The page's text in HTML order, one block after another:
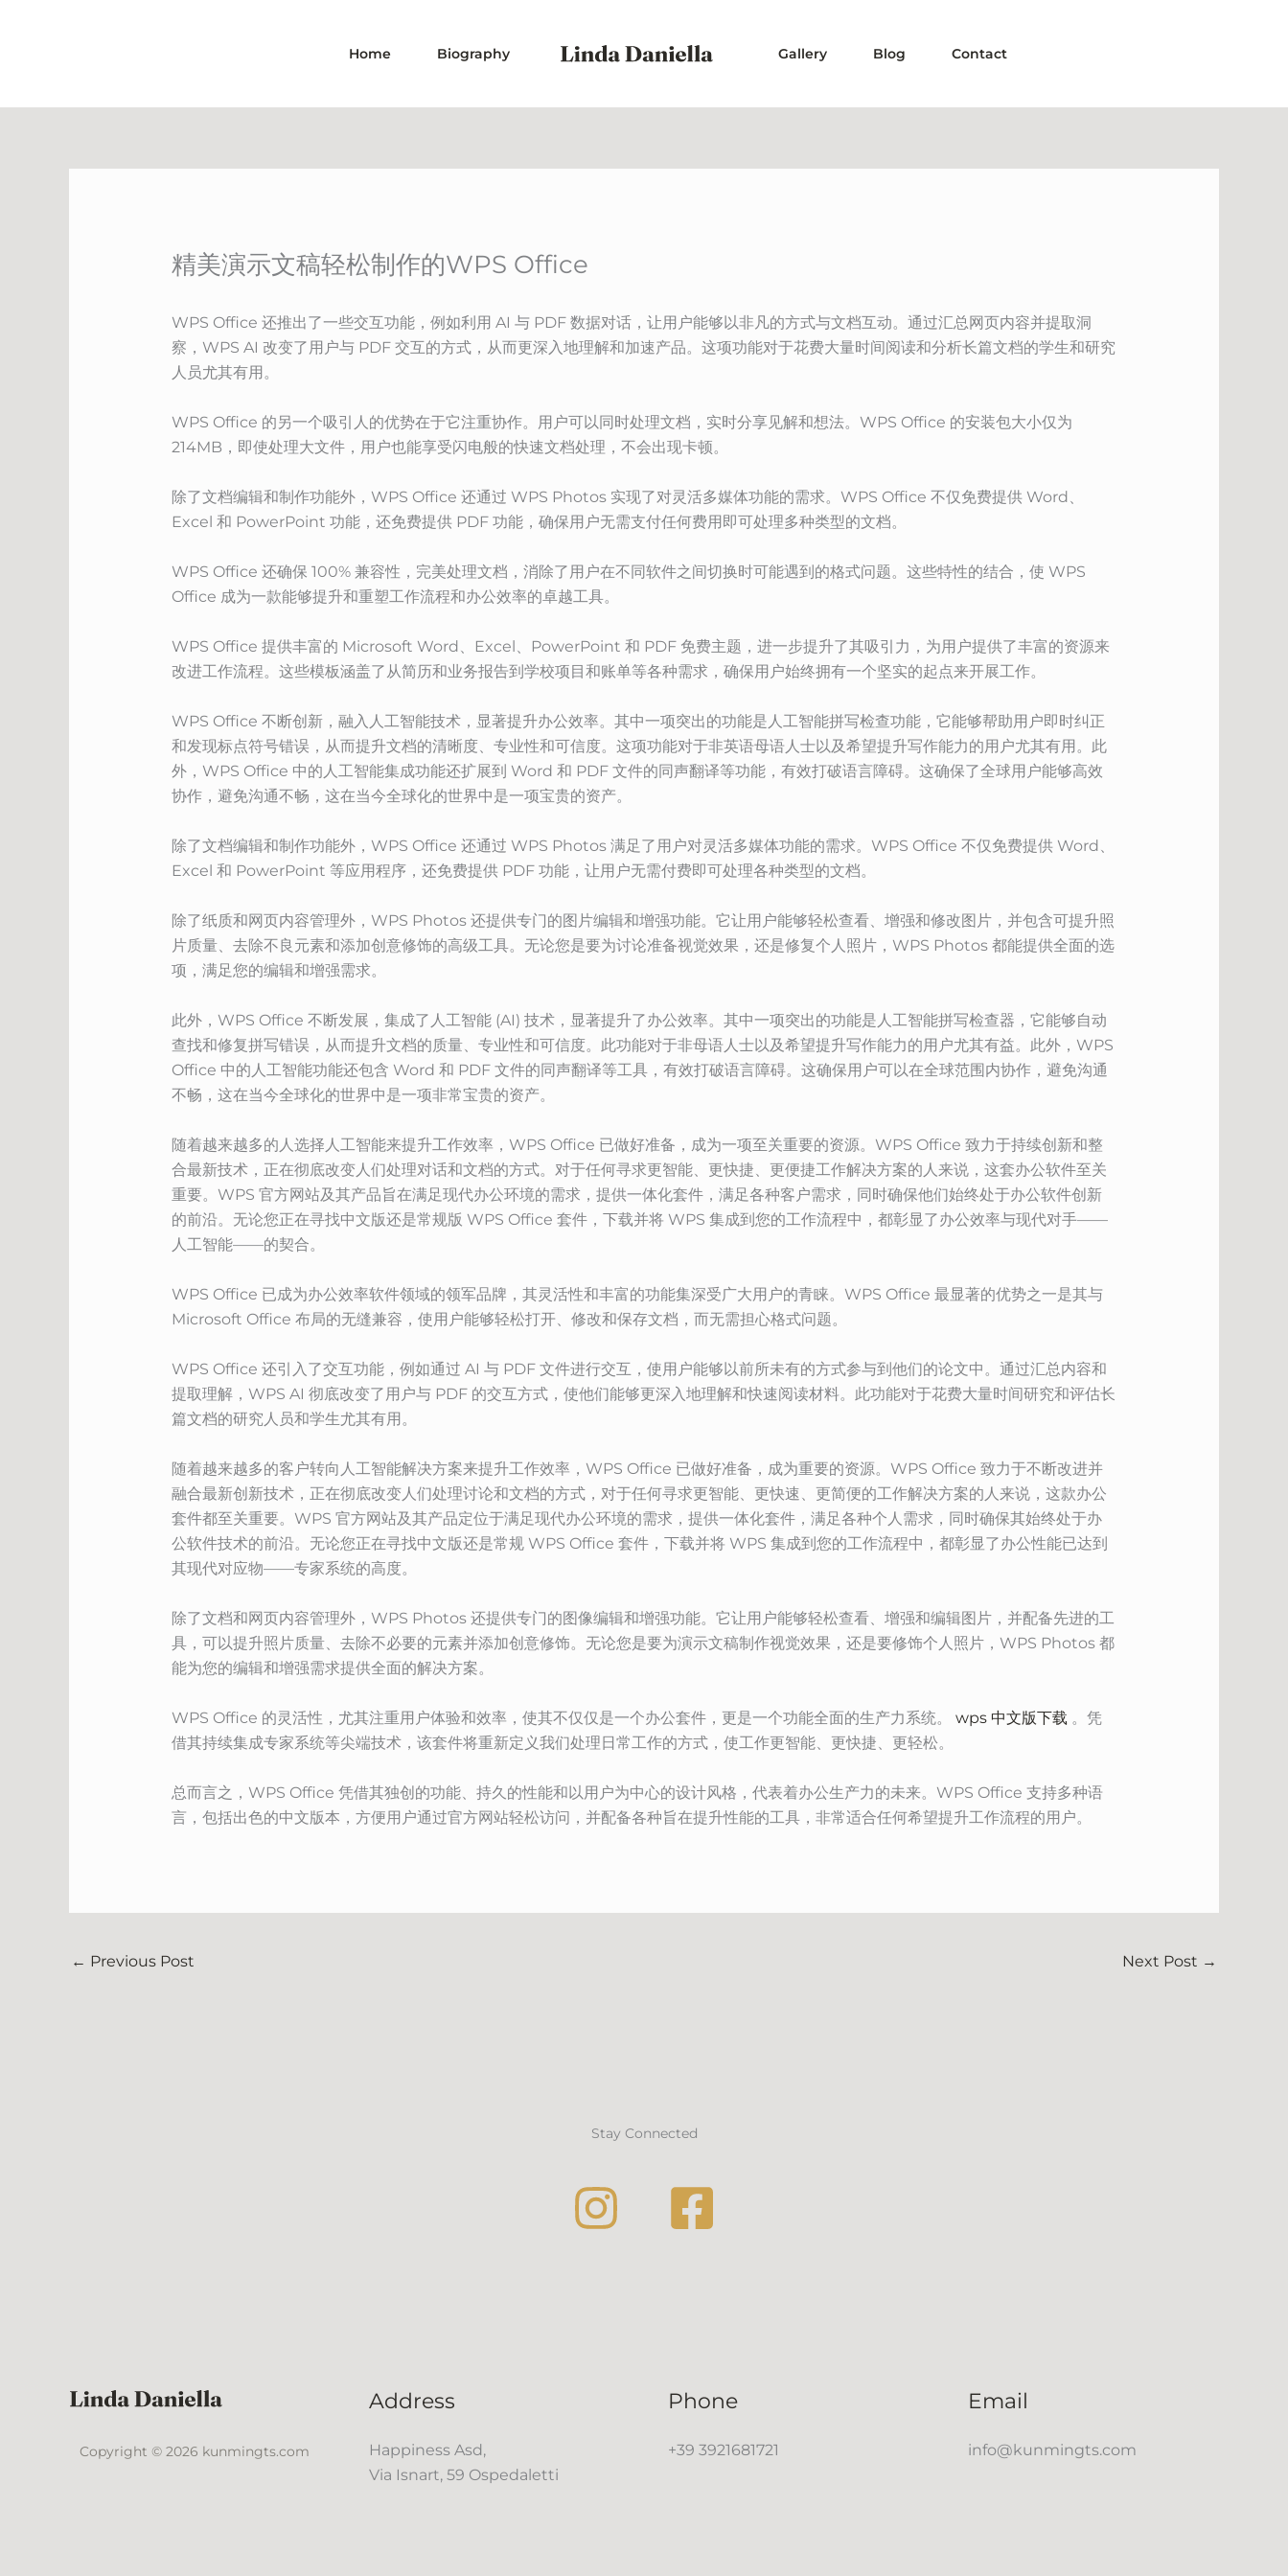
Home Biography Gallery Blog Contact
精美演示文稿轻松制作的WPS Office
WPS Office 还推出了一些交互功能，例如利用 AI 与 PDF 数据对话，让用户能够以非凡的方式与文档互动。通过汇总网页内容并提取洞
察，WPS AI 改变了用户与 PDF 交互的方式，从而更深入地理解和加速产品。这项功能对于花费大量时间阅读和分析长篇文档的学生和研究
人员尤其有用。
WPS Office 的另一个吸引人的优势在于它注重协作。用户可以同时处理文档，实时分享见解和想法。WPS Office 的安装包大小仅为
214MB，即使处理大文件，用户也能享受闪电般的快速文档处理，不会出现卡顿。
除了文档编辑和制作功能外，WPS Office 还通过 WPS Photos 实现了对灵活多媒体功能的需求。WPS Office 不仅免费提供 Word、
Excel 和 PowerPoint 功能，还免费提供 PDF 功能，确保用户无需支付任何费用即可处理多种类型的文档。
WPS Office 还确保 100% 兼容性，完美处理文档，消除了用户在不同软件之间切换时可能遇到的格式问题。这些特性的结合，使 WPS
Office 成为一款能够提升和重塑工作流程和办公效率的卓越工具。
WPS Office 提供丰富的 Microsoft Word、Excel、PowerPoint 和 PDF 免费主题，进一步提升了其吸引力，为用户提供了丰富的资源来
改进工作流程。这些模板涵盖了从简历和业务报告到学校项目和账单等各种需求，确保用户始终拥有一个坚实的起点来开展工作。
WPS Office 不断创新，融入人工智能技术，显著提升办公效率。其中一项突出的功能是人工智能拼写检查功能，它能够帮助用户即时纠正
和发现标点符号错误，从而提升文档的清晰度、专业性和可信度。这项功能对于非英语母语人士以及希望提升写作能力的用户尤其有用。此
外，WPS Office 中的人工智能集成功能还扩展到 Word 和 PDF 文件的同声翻译等功能，有效打破语言障碍。这确保了全球用户能够高效
协作，避免沟通不畅，这在当今全球化的世界中是一项宝贵的资产。
除了文档编辑和制作功能外，WPS Office 还通过 WPS Photos 满足了用户对灵活多媒体功能的需求。WPS Office 不仅免费提供 Word、
Excel 和 PowerPoint 等应用程序，还免费提供 PDF 功能，让用户无需付费即可处理各种类型的文档。
除了纸质和网页内容管理外，WPS Photos 还提供专门的图片编辑和增强功能。它让用户能够轻松查看、增强和修改图片，并包含可提升照
片质量、去除不良元素和添加创意修饰的高级工具。无论您是要为讨论准备视觉效果，还是修复个人照片，WPS Photos 都能提供全面的选
项，满足您的编辑和增强需求。
此外，WPS Office 不断发展，集成了人工智能 (AI) 技术，显著提升了办公效率。其中一项突出的功能是人工智能拼写检查器，它能够自动
查找和修复拼写错误，从而提升文档的质量、专业性和可信度。此功能对于非母语人士以及希望提升写作能力的用户尤其有益。此外，WPS
Office 中的人工智能功能还包含 Word 和 PDF 文件的同声翻译等工具，有效打破语言障碍。这确保用户可以在全球范围内协作，避免沟通
不畅，这在当今全球化的世界中是一项非常宝贵的资产。
随着越来越多的人选择人工智能来提升工作效率，WPS Office 已做好准备，成为一项至关重要的资源。WPS Office 致力于持续创新和整
合最新技术，正在彻底改变人们处理对话和文档的方式。对于任何寻求更智能、更快捷、更便捷工作解决方案的人来说，这套办公软件至关
重要。WPS 官方网站及其产品旨在满足现代办公环境的需求，提供一体化套件，满足各种客户需求，同时确保他们始终处于办公软件创新
的前沿。无论您正在寻找中文版还是常规版 WPS Office 套件，下载并将 WPS 集成到您的工作流程中，都彰显了办公效率与现代对手——
人工智能——的契合。
WPS Office 已成为办公效率软件领域的领军品牌，其灵活性和丰富的功能集深受广大用户的青睐。WPS Office 最显著的优势之一是其与
Microsoft Office 布局的无缝兼容，使用户能够轻松打开、修改和保存文档，而无需担心格式问题。
WPS Office 还引入了交互功能，例如通过 AI 与 PDF 文件进行交互，使用户能够以前所未有的方式参与到他们的论文中。通过汇总内容和
提取理解，WPS AI 彻底改变了用户与 PDF 的交互方式，使他们能够更深入地理解和快速阅读材料。此功能对于花费大量时间研究和评估长
篇文档的研究人员和学生尤其有用。
随着越来越多的客户转向人工智能解决方案来提升工作效率，WPS Office 已做好准备，成为重要的资源。WPS Office 致力于不断改进并
融合最新创新技术，正在彻底改变人们处理讨论和文档的方式，对于任何寻求更智能、更快速、更简便的工作解决方案的人来说，这款办公
套件都至关重要。WPS 官方网站及其产品定位于满足现代办公环境的需求，提供一体化套件，满足各种个人需求，同时确保其始终处于办
公软件技术的前沿。无论您正在寻找中文版还是常规 WPS Office 套件，下载并将 WPS 集成到您的工作流程中，都彰显了办公性能已达到
其现代对应物——专家系统的高度。
除了文档和网页内容管理外，WPS Photos 还提供专门的图像编辑和增强功能。它让用户能够轻松查看、增强和编辑图片，并配备先进的工
具，可以提升照片质量、去除不必要的元素并添加创意修饰。无论您是要为演示文稿制作视觉效果，还是要修饰个人照片，WPS Photos 都
能为您的编辑和增强需求提供全面的解决方案。
WPS Office 的灵活性，尤其注重用户体验和效率，使其不仅仅是一个办公套件，更是一个功能全面的生产力系统。 wps 中文版下载 。凭
借其持续集成专家系统等尖端技术，该套件将重新定义我们处理日常工作的方式，使工作更智能、更快捷、更轻松。
总而言之，WPS Office 凭借其独创的功能、持久的性能和以用户为中心的设计风格，代表着办公生产力的未来。WPS Office 支持多种语
言，包括出色的中文版本，方便用户通过官方网站轻松访问，并配备各种旨在提升性能的工具，非常适合任何希望提升工作流程的用户。
← Previous Post Next Post →
Stay Connected
Copyright © 2026 kunmingts.com
Address
Happiness Asd,
Via Isnart, 59 Ospedaletti
Phone
+39 3921681721
Email
info@kunmingts.com